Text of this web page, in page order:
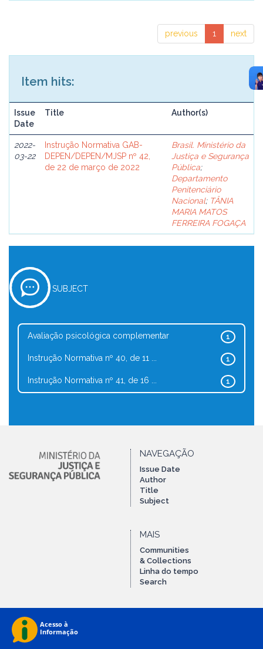
previous 1 next
Item hits:
Issue
Date
Title Author(s)
2022-
03-22
Instrução Normativa GAB-
DEPEN/DEPEN/MJSP nº 42,
de 22 de março de 2022
Brasil. Ministério da
Justiça e Segurança
Pública;
Departamento
Penitenciário
Nacional; TÂNIA
MARIA MATOS
FERREIRA FOGAÇA
SUBJECT
1
Avaliação psicológica complementar
1
Instrução Normativa nº 40, de 11 ...
1
Instrução Normativa nº 41, de 16 ...
NAVEGAÇÃO
Issue Date
Author
Title
Subject
MAIS
Communities
& Collections
Linha do tempo
Search